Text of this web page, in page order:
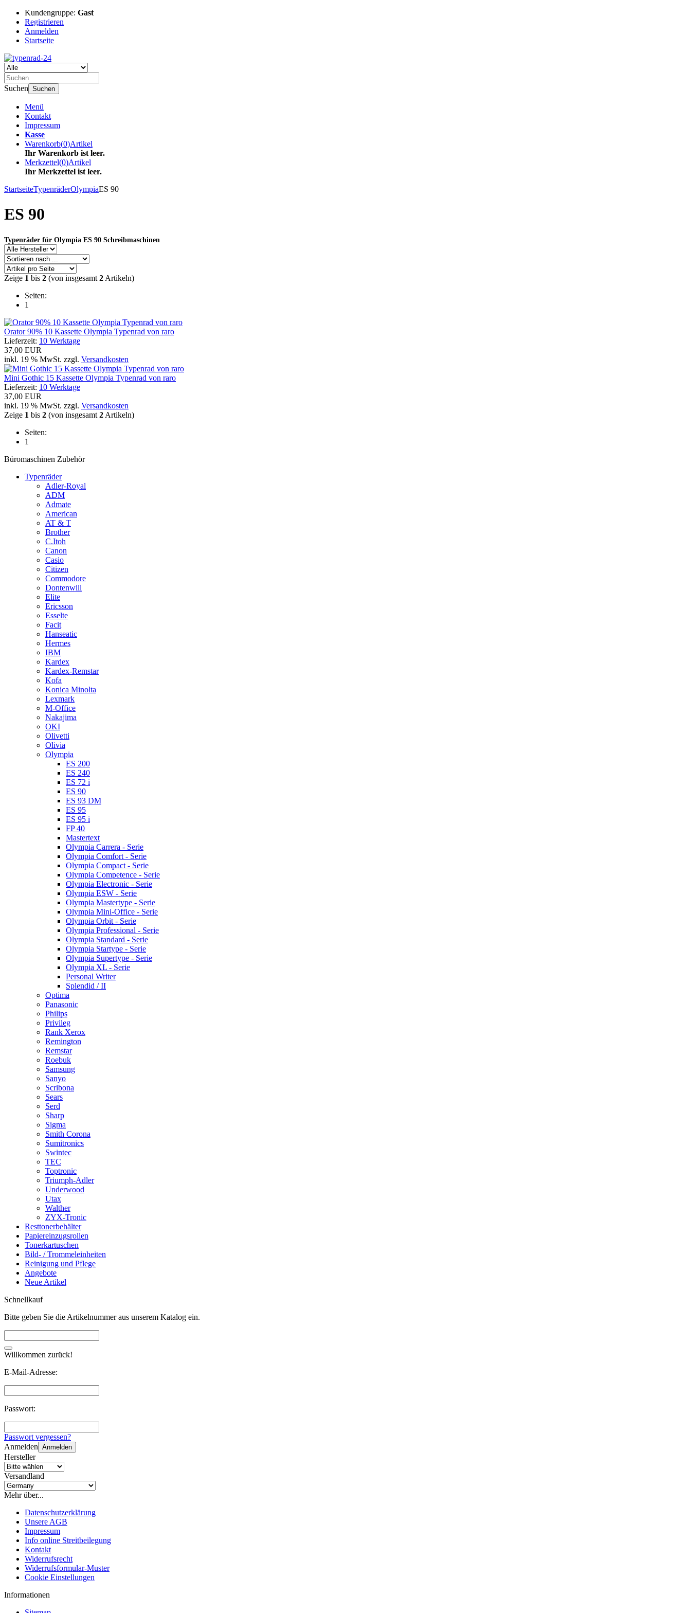
Kundengruppe: Gast
Registrieren
Anmelden
Startseite
Suchen Suchen
Menü
Kontakt
Impressum
Kasse
Warenkorb(0)Artikel
Ihr Warenkorb ist leer.
Merkzettel(0)Artikel
Ihr Merkzettel ist leer.
StartseiteTypenräderOlympiaES 90
ES 90
Typenräder für Olympia ES 90 Schreibmaschinen
Zeige 1 bis 2 (von insgesamt 2 Artikeln)
Seiten:
1
Orator 90% 10 Kassette Olympia Typenrad von raro
Lieferzeit: 10 Werktage
37,00 EUR
inkl. 19 % MwSt. zzgl. Versandkosten
Mini Gothic 15 Kassette Olympia Typenrad von raro
Lieferzeit: 10 Werktage
37,00 EUR
inkl. 19 % MwSt. zzgl. Versandkosten
Zeige 1 bis 2 (von insgesamt 2 Artikeln)
Seiten:
1
Büromaschinen Zubehör
Typenräder
Adler-Royal
ADM
Admate
American
AT & T
Brother
C.Itoh
Canon
Casio
Citizen
Commodore
Dontenwill
Elite
Ericsson
Esselte
Facit
Hanseatic
Hermes
IBM
Kardex
Kardex-Remstar
Kofa
Konica Minolta
Lexmark
M-Office
Nakajima
OKI
Olivetti
Olivia
Olympia
ES 200
ES 240
ES 72 i
ES 90
ES 93 DM
ES 95
ES 95 i
FP 40
Mastertext
Olympia Carrera - Serie
Olympia Comfort - Serie
Olympia Compact - Serie
Olympia Competence - Serie
Olympia Electronic - Serie
Olympia ESW - Serie
Olympia Mastertype - Serie
Olympia Mini-Office - Serie
Olympia Orbit - Serie
Olympia Professional - Serie
Olympia Standard - Serie
Olympia Startype - Serie
Olympia Supertype - Serie
Olympia XL - Serie
Personal Writer
Splendid / II
Optima
Panasonic
Philips
Privileg
Rank Xerox
Remington
Remstar
Roebuk
Samsung
Sanyo
Scribona
Sears
Serd
Sharp
Sigma
Smith Corona
Sumitronics
Swintec
TEC
Toptronic
Triumph-Adler
Underwood
Utax
Walther
ZYX-Tronic
Resttonerbehälter
Papiereinzugsrollen
Tonerkartuschen
Bild- / Trommeleinheiten
Reinigung und Pflege
Angebote
Neue Artikel
Schnellkauf
Bitte geben Sie die Artikelnummer aus unserem Katalog ein.
Willkommen zurück!
E-Mail-Adresse:
Passwort:
Passwort vergessen?
Anmelden Anmelden
Hersteller
Versandland
Mehr über...
Datenschutzerklärung
Unsere AGB
Impressum
Info online Streitbeilegung
Kontakt
Widerrufsrecht
Widerrufsformular-Muster
Cookie Einstellungen
Informationen